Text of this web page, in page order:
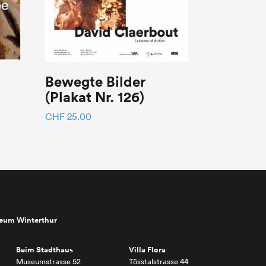
Bewegte Bilder
(Plakat Nr. 126)
CHF 25.00
Winterthur
Beim Stadthaus
Museumstrasse 52
Villa Flora
Tösstalstrasse 44